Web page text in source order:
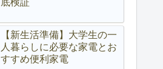
底検証
【新生活準備】大学生の一
人暮らしに必要な家電とお
すすめ便利家電